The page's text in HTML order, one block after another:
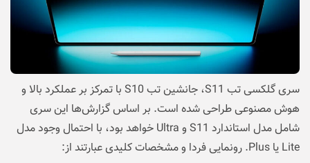
سری گلکسی تب S11، جانشین تب S10 با تمرکز بر عملکرد بالا و
هوش مصنوعی طراحی شده است. بر اساس گزارش‌ها این سری
شامل مدل استاندارد S11 و Ultra خواهد بود، با احتمال وجود مدل
Lite یا Plus. رونمایی فردا و مشخصات کلیدی عبارتند از: